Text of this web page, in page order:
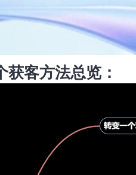
获客方法总览：